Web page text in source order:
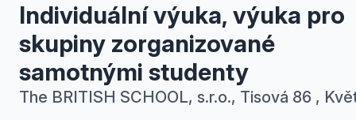
Individuální výuka, výuka pro
skupiny zorganizované
samotnými studenty
The BRITISH SCHOOL, s.r.o., Tisová 86 ,